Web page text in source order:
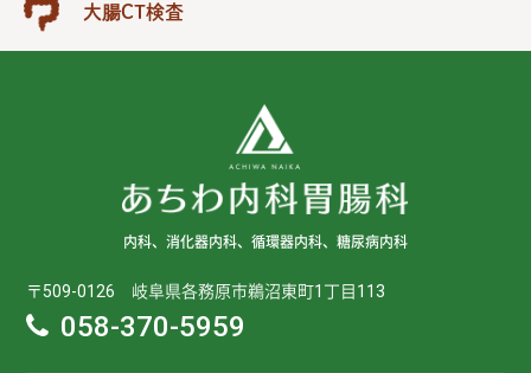
大腸CT検査
内科、消化器内科、循環器内科、糖尿病内科
〒509-0126 岐阜県各務原市鵜沼東町1丁目113
058-370-5959